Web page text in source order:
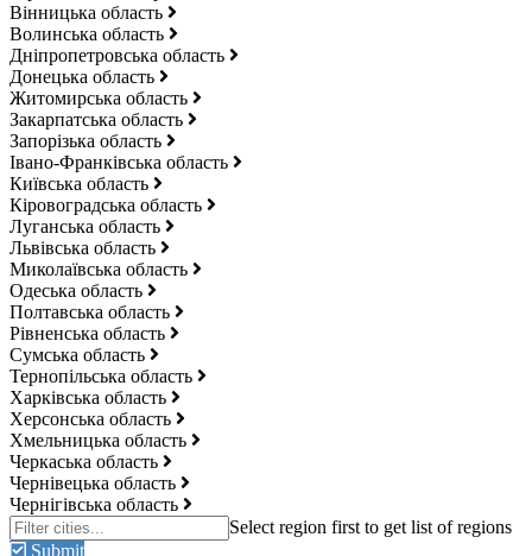
Вінницька область
Волинська область
Дніпропетровська область
Донецька область
Житомирська область
Закарпатська область
Запорізька область
Івано-Франківська область
Київська область
Кіровоградська область
Луганська область
Львівська область
Миколаївська область
Одеська область
Полтавська область
Рівненська область
Сумська область
Тернопільська область
Харківська область
Херсонська область
Хмельницька область
Черкаська область
Чернівецька область
Чернігівська область
Submit